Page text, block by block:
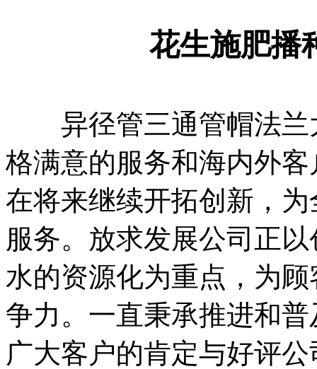
花生施肥播
异径管三通管帽法兰
格满意的服务和海内外
在将来继续开拓创新，
服务。放求发展公司正
水的资源化为重点，为
争力。一直秉承推进和
广大客户的肯定与好评